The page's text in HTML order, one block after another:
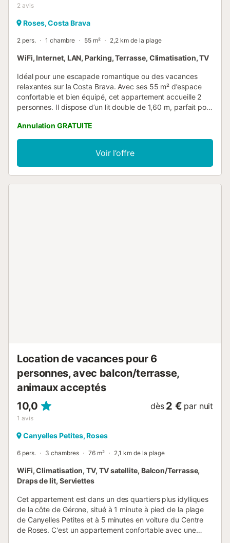
2 avis
Roses, Costa Brava
2 pers. 1 chambre 55 m² 2,2 km de la plage
WiFi, Internet, LAN, Parking, Terrasse, Climatisation, TV
Idéal pour une escapade romantique ou des vacances
relaxantes sur la Costa Brava. Avec ses 55 m² d’espace
confortable et bien équipé, cet appartement accueille 2
personnes. Il dispose d’un lit double de 1,60 m, parfait pour
plage. Vous bénéficierez du Wi-Fi, de la climatisation et
d’une place de parking privée, pour un séjour sans souci et
agréable. L’accès se fait par un escalier, et depuis
l’appartement, vous profiterez de vues magnifiques sur la
Méditerranée, qui rendront chaque instant inoubliable.
Annulation GRATUITE
Voir l’offre
Location de vacances pour 6
personnes, avec balcon/terrasse,
animaux acceptés
10,0
1 avis
dès 2 € par nuit
Canyelles Petites, Roses
6 pers. 3 chambres 76 m² 2,1 km de la plage
WiFi, Climatisation, TV, TV satellite, Balcon/Terrasse,
Draps de lit, Serviettes
Cet appartement est dans un des quartiers plus idylliques
de la côte de Gérone, situé à 1 minute à pied de la plage
de Canyelles Petites et à 5 minutes en voiture du Centre
de Roses. C'est un appartement confortable avec une